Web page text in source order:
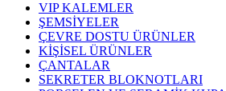
VIP KALEMLER
ŞEMSİYELER
ÇEVRE DOSTU ÜRÜNLER
KİŞİSEL ÜRÜNLER
ÇANTALAR
SEKRETER BLOKNOTLARI